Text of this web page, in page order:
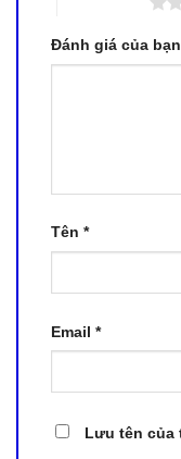
Đánh giá của bạn
Tên *
Email *
Lưu tên của